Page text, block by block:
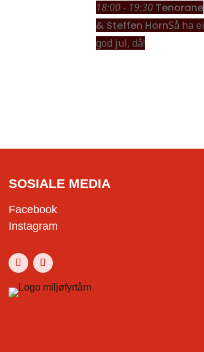
18:00 - 19:30 Tenorane
& Steffen HornSå ha ei
god jul, då!
SOSIALE MEDIA
Facebook
Instagram